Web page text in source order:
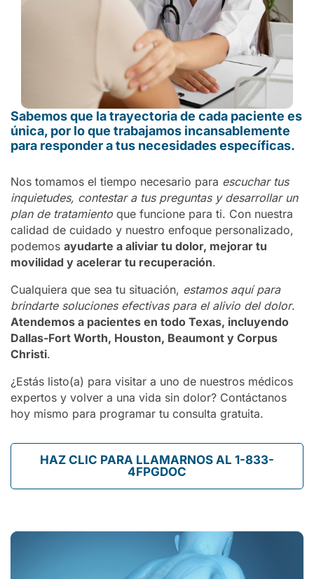
Sabemos que la trayectoria de cada paciente es
única, por lo que trabajamos incansablemente
para responder a tus necesidades específicas.
Nos tomamos el tiempo necesario para escuchar tus
inquietudes, contestar a tus preguntas y desarrollar un
plan de tratamiento que funcione para ti. Con nuestra
calidad de cuidado y nuestro enfoque personalizado,
podemos ayudarte a aliviar tu dolor, mejorar tu
movilidad y acelerar tu recuperación.
Cualquiera que sea tu situación, estamos aquí para
brindarte soluciones efectivas para el alivio del dolor.
Atendemos a pacientes en todo Texas, incluyendo
Dallas-Fort Worth, Houston, Beaumont y Corpus
Christi.
¿Estás listo(a) para visitar a uno de nuestros médicos
expertos y volver a una vida sin dolor? Contáctanos
hoy mismo para programar tu consulta gratuita.
HAZ CLIC PARA LLAMARNOS AL 1-833-
4FPGDOC